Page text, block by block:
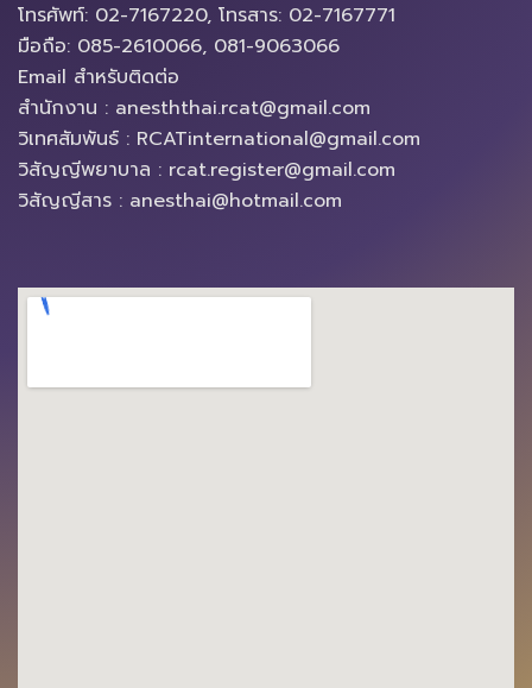
โทรศัพท์: 02-7167220, โทรสาร: 02-7167771
มือถือ: 085-2610066, 081-9063066
Email สำหรับติดต่อ
สำนักงาน : anesththai.rcat@gmail.com
วิเทศสัมพันธ์ : RCATinternational@gmail.com
วิสัญญีพยาบาล : rcat.register@gmail.com
วิสัญญีสาร : anesthai@hotmail.com